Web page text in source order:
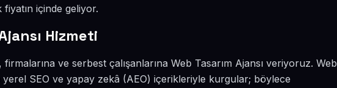
fiyatın içinde geliyor.
Hizmeti
ve serbest çalışanlarına Web Tasarım Ajansı veriyoruz. Web
SEO ve yapay zekâ (AEO) içerikleriyle kurgular; böylece